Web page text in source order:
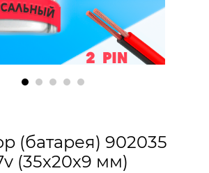
(батарея) 902035
(35х20х9 мм)